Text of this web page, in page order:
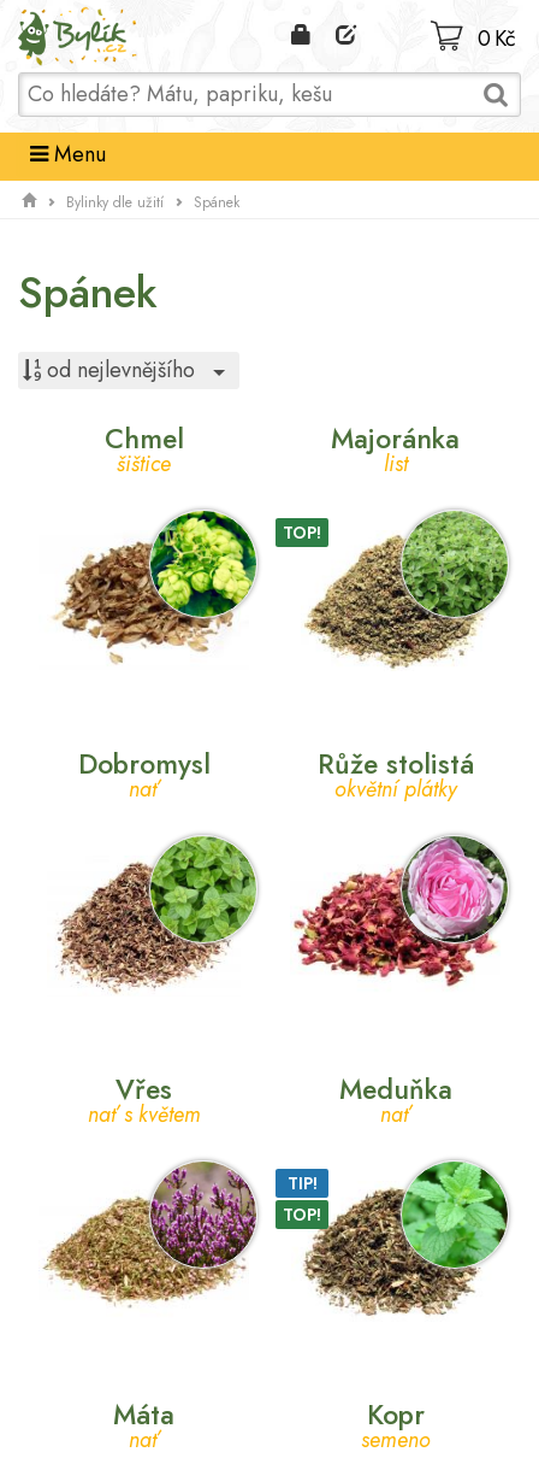
Domů
0 Kč
Menu
Bylinky dle užití Spánek
Spánek
od nejlevnějšího Toggle Dropdown
Chmel
šištice
Majoránka
list
TOP!
Dobromysl
nať
Růže stolistá
okvětní plátky
Vřes
nať s květem
Meduňka
nať
TIP!
TOP!
Máta
nať
Kopr
semeno